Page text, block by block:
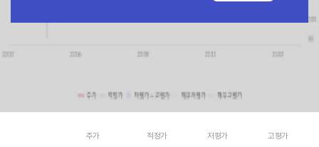
주가 적정가 저평가 고평가